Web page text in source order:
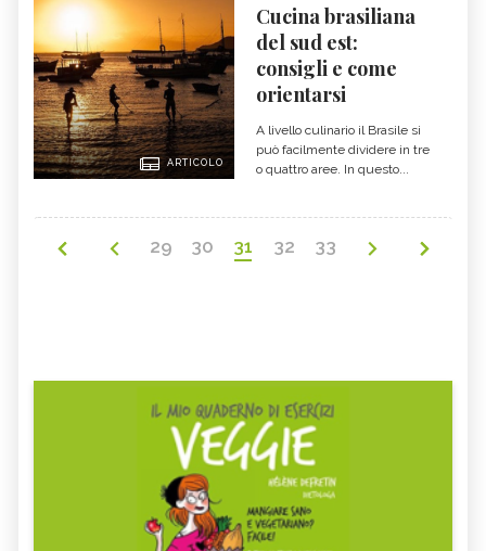
ARTICOLO
Cucina brasiliana
del sud est:
consigli e come
orientarsi
A livello culinario il Brasile si
può facilmente dividere in tre
o quattro aree. In questo...
29 30 31 32 33